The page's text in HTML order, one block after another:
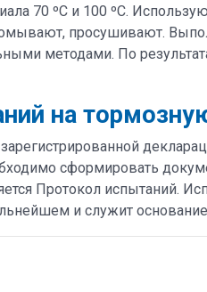
70 ºС и 100 ºС.
просушивают.
методами. По
на
сформировать
Протокол испытаний.
и служит